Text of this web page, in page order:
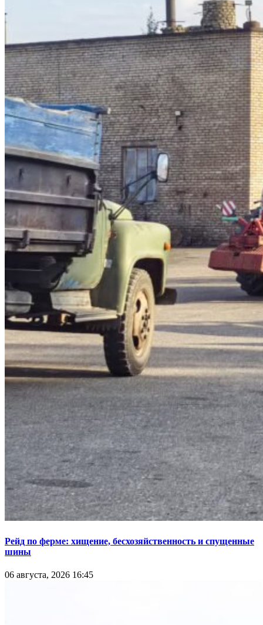
Рейд по ферме: хищение, бесхозяйственность и спущенные
шины
06 августа, 2026 16:45